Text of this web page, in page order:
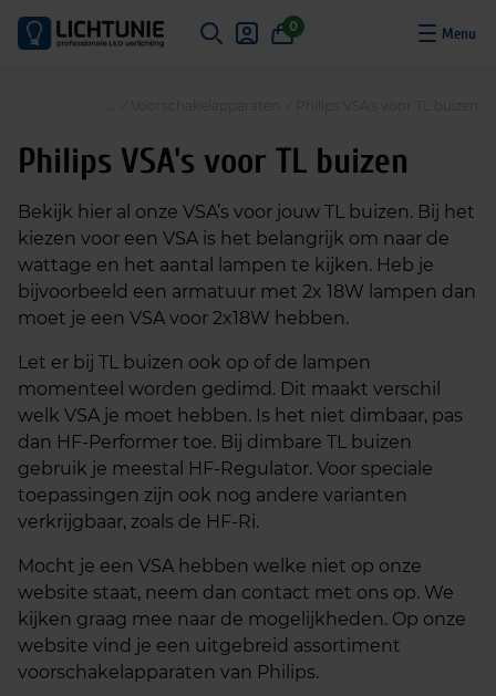
0
Philips VSA's voor TL buizen
Bekijk hier al onze VSA’s voor jouw TL buizen. Bij het
kiezen voor een VSA is het belangrijk om naar de
wattage en het aantal lampen te kijken. Heb je
bijvoorbeeld een armatuur met 2x 18W lampen dan
moet je een VSA voor 2x18W hebben.
Let er bij TL buizen ook op of de lampen
momenteel worden gedimd. Dit maakt verschil
welk VSA je moet hebben. Is het niet dimbaar, pas
dan HF-Performer toe. Bij dimbare TL buizen
gebruik je meestal HF-Regulator. Voor speciale
toepassingen zijn ook nog andere varianten
verkrijgbaar, zoals de HF-Ri.
Mocht je een VSA hebben welke niet op onze
website staat, neem dan contact met ons op. We
kijken graag mee naar de mogelijkheden. Op onze
website vind je een uitgebreid assortiment
voorschakelapparaten van Philips.